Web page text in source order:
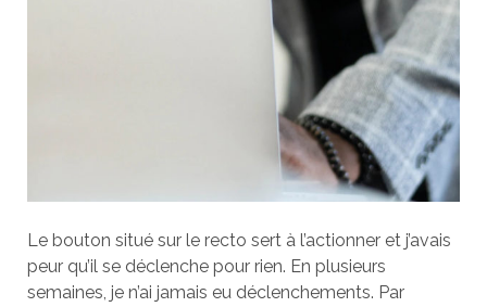
Le bouton situé sur le recto sert à l’actionner et j’avais
peur qu’il se déclenche pour rien. En plusieurs
semaines, je n’ai jamais eu déclenchements. Par